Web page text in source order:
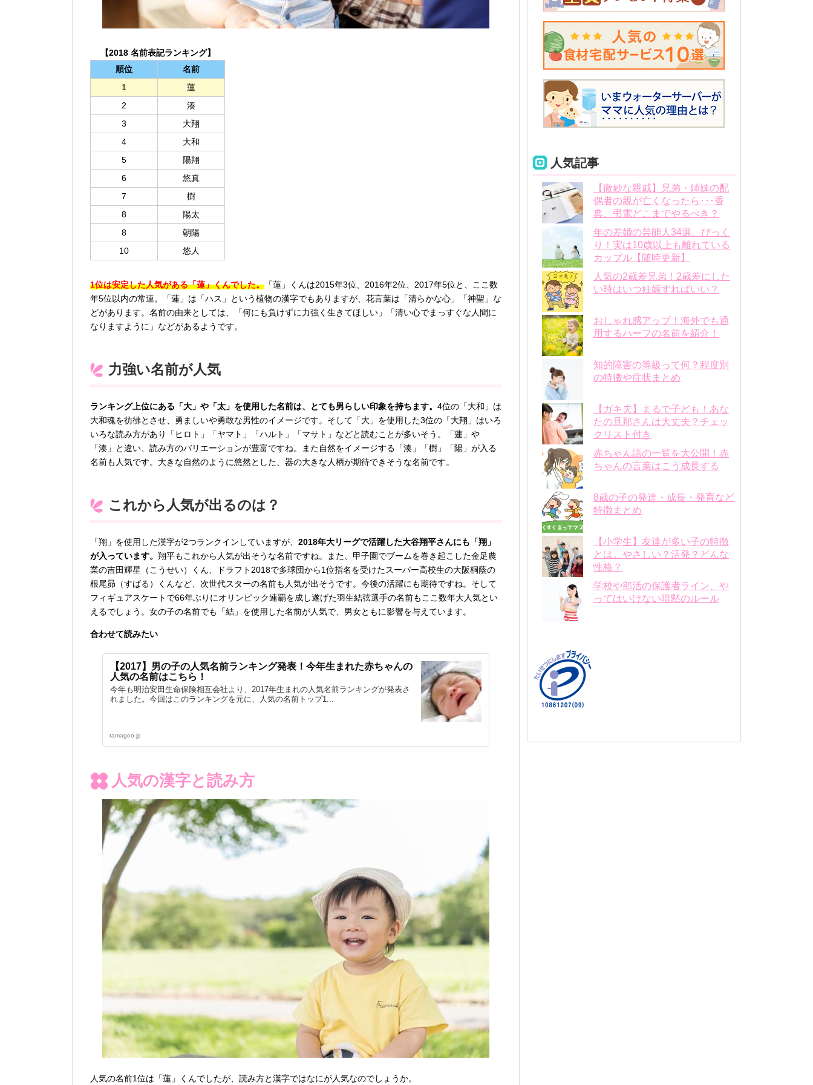
【2018 名前表記ランキング】
順位
名前
1
蓮
2
湊
3
大翔
4
大和
5
陽翔
6
悠真
7
樹
8
陽太
8
朝陽
10
悠人
1位は安定した人気がある「蓮」くんでした。 「蓮」くんは2015年3位、2016年2位、2017年5位と、ここ数
年5位以内の常連。「蓮」は「ハス」という植物の漢字でもありますが、花言葉は「清らかな心」「神聖」な
どがあります。名前の由来としては、「何にも負けずに力強く生きてほしい」「清い心でまっすぐな人間に
なりますように」などがあるようです。
力強い名前が人気
ランキング上位にある「大」や「太」を使用した名前は、とても男らしい印象を持ちます。 4位の「大和」は
大和魂を彷彿とさせ、勇ましいや勇敢な男性のイメージです。そして「大」を使用した3位の「大翔」はいろ
いろな読み方があり「ヒロト」「ヤマト」「ハルト」「マサト」などと読むことが多いそう。「蓮」や
「湊」と違い、読み方のバリエーションが豊富ですね。また自然をイメージする「湊」「樹」「陽」が入る
名前も人気です。大きな自然のように悠然とした、器の大きな人柄が期待できそうな名前です。
これから人気が出るのは？
「翔」を使用した漢字が2つランクインしていますが、 2018年大リーグで活躍した大谷翔平さんにも「翔」
が入っています。 翔平もこれから人気が出そうな名前ですね。また、甲子園でブームを巻き起こした金足農
業の吉田輝星（こうせい）くん、ドラフト2018で多球団から1位指名を受けたスーパー高校生の大阪桐蔭の
根尾昴（すばる）くんなど、次世代スターの名前も人気が出そうです。今後の活躍にも期待ですね。そして
フィギュアスケートで66年ぶりにオリンピック連覇を成し遂げた羽生結弦選手の名前もここ数年大人気とい
えるでしょう。女の子の名前でも「結」を使用した名前が人気で、男女ともに影響を与えています。
合わせて読みたい
【2017】男の子の人気名前ランキング発表！今年生まれた赤ちゃんの
人気の名前はこちら！
今年も明治安田生命保険相互会社より、2017年生まれの人気名前ランキングが発表さ
れました。今回はこのランキングを元に、人気の名前トップ1...
tamagoo.jp
人気の漢字と読み方
人気の名前1位は「蓮」くんでしたが、読み方と漢字ではなにが人気なのでしょうか。
人気記事
【微妙な親戚】兄弟・姉妹の配
偶者の親が亡くなったら･･･香
典、弔電どこまでやるべき？
年の差婚の芸能人34選。びっく
り！実は10歳以上も離れている
カップル【随時更新】
人気の2歳差兄弟！2歳差にした
い時はいつ妊娠すればいい？
おしゃれ感アップ！海外でも通
用するハーフの名前を紹介！
知的障害の等級って何？程度別
の特徴や症状まとめ
【ガキ夫】まるで子ども！あな
たの旦那さんは大丈夫？チェッ
クリスト付き
赤ちゃん語の一覧を大公開！赤
ちゃんの言葉はこう成長する
8歳の子の発達・成長・発育など
特徴まとめ
【小学生】友達が多い子の特徴
とは。やさしい？活発？どんな
性格？
学校や部活の保護者ライン、や
ってはいけない暗黙のルール